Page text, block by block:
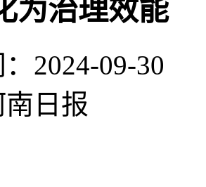
为治理效能
2024-09-30
南日报